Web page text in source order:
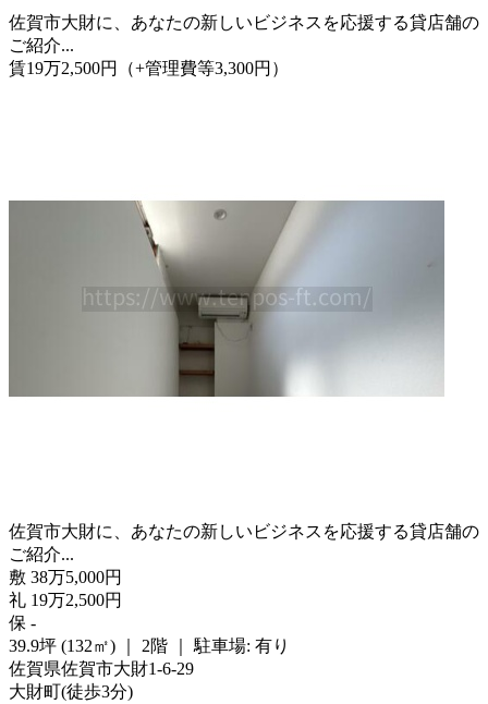
佐賀市大財に、あなたの新しいビジネスを応援する貸店舗の
ご紹介...
賃19万2,500円 （+管理費等3,300円 ）
佐賀市大財に、あなたの新しいビジネスを応援する貸店舗の
ご紹介...
敷 38万5,000円
礼 19万2,500円
保 -
39.9坪 (132㎡)
2階
駐車場: 有り
佐賀県佐賀市大財1-6-29
大財町(徒歩3分)